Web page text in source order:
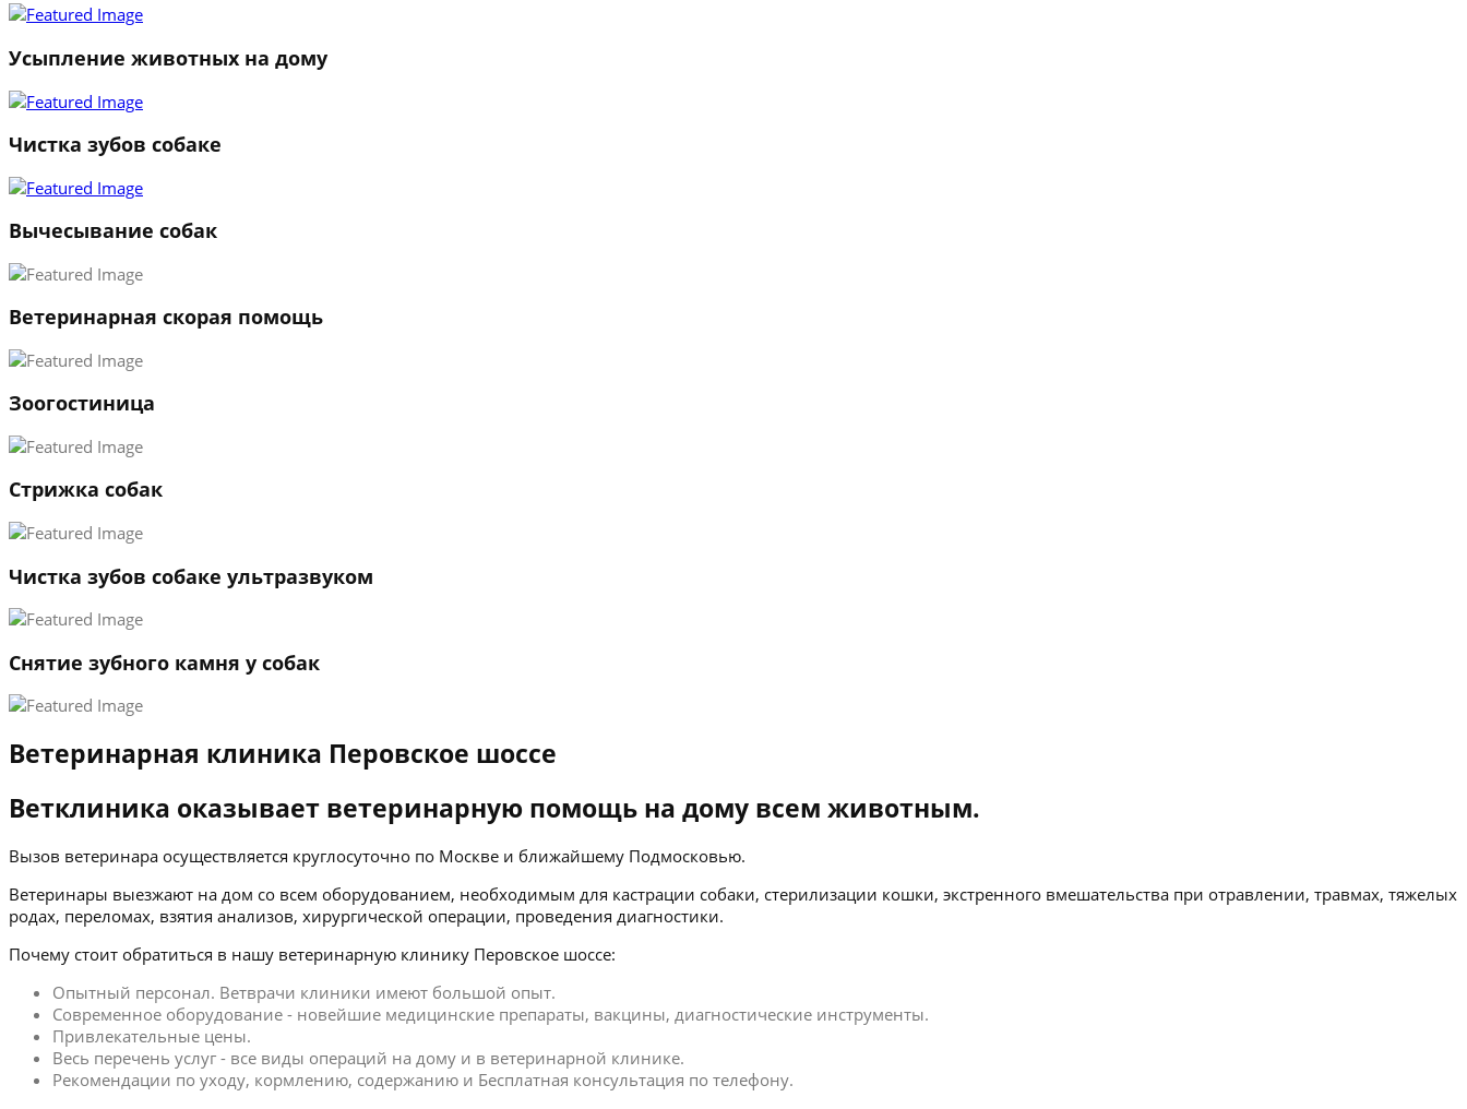
3
←
Усыпление животных на дому
Чистка зубов собаке
Вычесывание собак
Ветеринарная скорая помощь
Зоогостиница
Стрижка собак
Чистка зубов собаке ультразвуком
Снятие зубного камня у собак
Ветеринарная клиника Перовское шоссе
Ветклиника оказывает ветеринарную помощь на дому всем животным.
Вызов ветеринара осуществляется круглосуточно по Москве и ближайшему Подмосковью.
Ветеринары выезжают на дом со всем оборудованием, необходимым для кастрации собаки, стерилизации кошки, экстренного вмешательства при отравлении, травмах, тяжелых
родах, переломах, взятия анализов, хирургической операции, проведения диагностики.
Почему стоит обратиться в нашу ветеринарную клинику Перовское шоссе:
Опытный персонал. Ветврачи клиники имеют большой опыт.
Современное оборудование - новейшие медицинские препараты, вакцины, диагностические инструменты.
Привлекательные цены.
Весь перечень услуг - все виды операций на дому и в ветеринарной клинике.
Рекомендации по уходу, кормлению, содержанию и Бесплатная консультация по телефону.